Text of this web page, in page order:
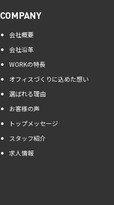
COMPANY
会社概要
会社沿革
WORKの特長
オフィスづくりに込めた想い
選ばれる理由
お客様の声
トップメッセージ
スタッフ紹介
求人情報